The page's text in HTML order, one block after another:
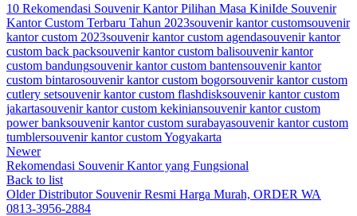
10 Rekomendasi Souvenir Kantor Pilihan Masa KiniIde Souvenir
Kantor Custom Terbaru Tahun 2023souvenir kantor customsouvenir
kantor custom 2023souvenir kantor custom agendasouvenir kantor
custom back packsouvenir kantor custom balisouvenir kantor
custom bandungsouvenir kantor custom bantensouvenir kantor
custom bintarosouvenir kantor custom bogorsouvenir kantor custom
cutlery setsouvenir kantor custom flashdisksouvenir kantor custom
jakartasouvenir kantor custom kekiniansouvenir kantor custom
power banksouvenir kantor custom surabayasouvenir kantor custom
tumblersouvenir kantor custom Yogyakarta
Newer
Rekomendasi Souvenir Kantor yang Fungsional
Back to list
Older Distributor Souvenir Resmi Harga Murah, ORDER WA
0813-3956-2884